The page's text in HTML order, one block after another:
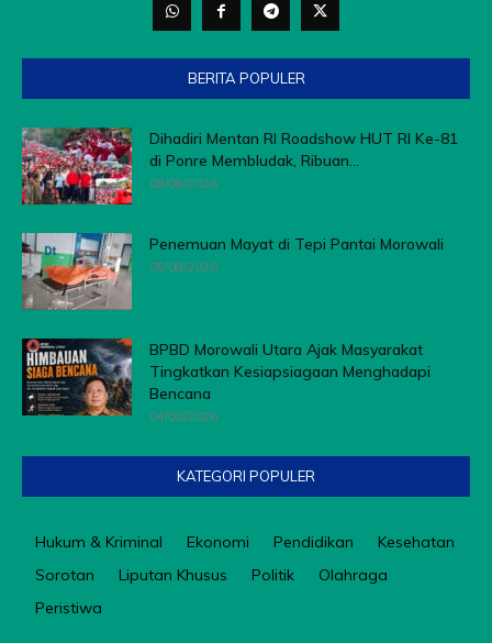
BERITA POPULER
Dihadiri Mentan RI Roadshow HUT RI Ke-81
di Ponre Membludak, Ribuan...
09/08/2026
Penemuan Mayat di Tepi Pantai Morowali
05/08/2026
BPBD Morowali Utara Ajak Masyarakat
Tingkatkan Kesiapsiagaan Menghadapi
Bencana
04/08/2026
KATEGORI POPULER
Hukum & Kriminal Ekonomi Pendidikan
Kesehatan
Sorotan
Liputan Khusus Politik
Olahraga
Peristiwa